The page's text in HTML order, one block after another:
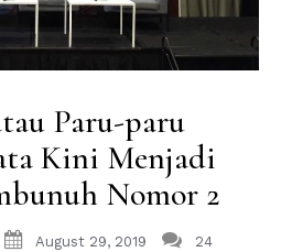
Paru-paru
Kini Menjadi
Nomor 2
August 29, 2019
24